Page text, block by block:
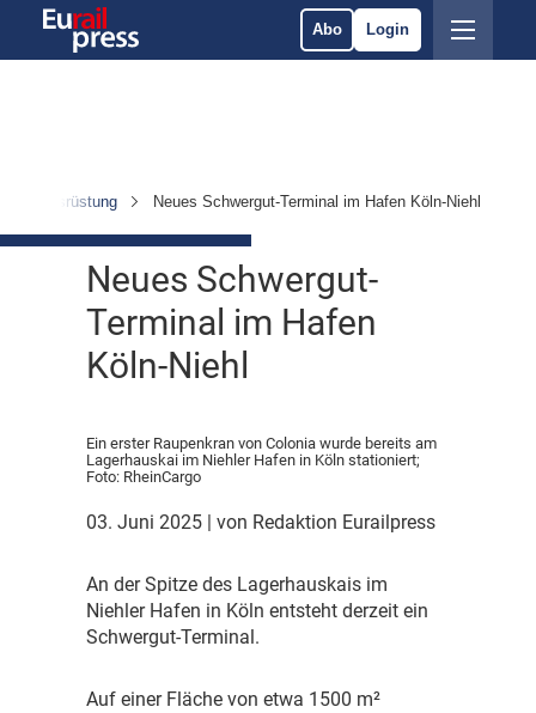
Abo Login
& Ausrüstung Neues Schwergut-Terminal im Hafen Köln-Niehl
Neues Schwergut-
Terminal im Hafen
Köln-Niehl
Ein erster Raupenkran von Colonia wurde bereits am
Lagerhauskai im Niehler Hafen in Köln stationiert;
Foto: RheinCargo
03. Juni 2025 | von Redaktion Eurailpress
An der Spitze des Lagerhauskais im
Niehler Hafen in Köln entsteht derzeit ein
Schwergut-Terminal.
Auf einer Fläche von etwa 1500 m²